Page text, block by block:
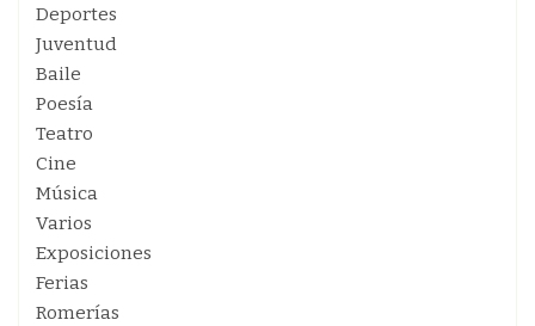
Deportes
Juventud
Baile
Poesía
Teatro
Cine
Música
Varios
Exposiciones
Ferias
Romerías